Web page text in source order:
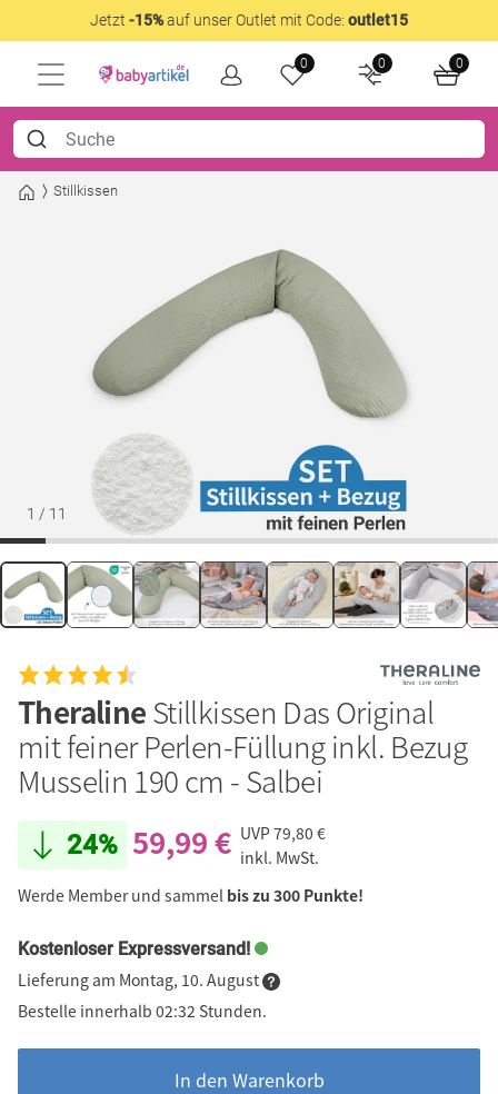
Jetzt -15%auf unser Outlet mit Code: outlet15
0 0 0
Stillkissen
1 / 11
TheralineStillkissen Das Original
mit feiner Perlen-Füllung inkl. Bezug
Musselin 190 cm - Salbei
24% 59,99 € UVP79,80 €
inkl. MwSt.
Werde Member und sammel bis zu 300 Punkte!
Kostenloser Expressversand!
Lieferung am Montag, 10. August
Bestelle innerhalb 02:32 Stunden.
In den Warenkorb